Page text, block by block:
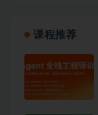
课程推荐